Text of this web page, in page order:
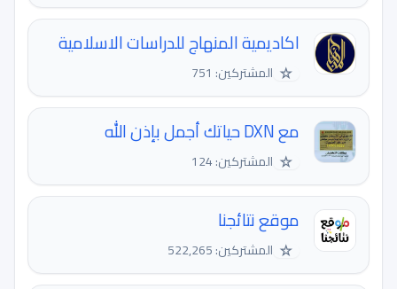
اكاديمية المنهاج للدراسات الاسلامية
☆ المشتركين: 751
مع DXN حياتك أجمل بإذن الله
☆ المشتركين: 124
موقع نتائجنا
☆ المشتركين: 522,265